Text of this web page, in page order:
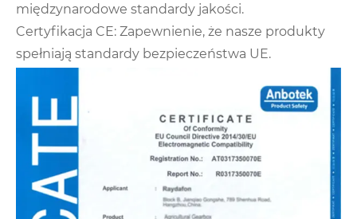
międzynarodowe standardy jakości.
Certyfikacja CE: Zapewnienie, że nasze produkty
spełniają standardy bezpieczeństwa UE.